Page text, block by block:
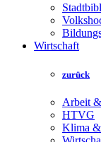
Wirtschaft
zurück
Arbeit
HTVG
Klima